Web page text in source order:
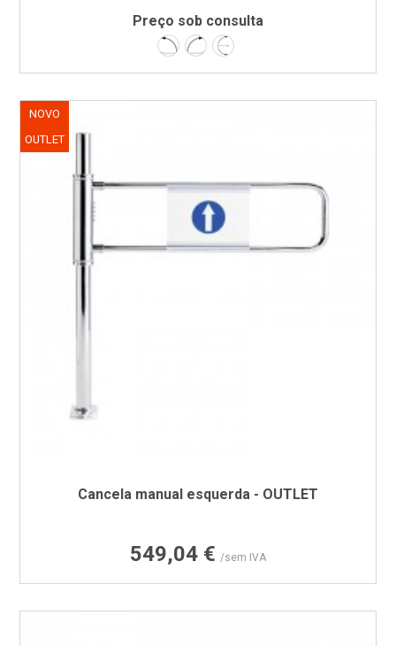
Preço sob consulta
Esquerda
DireitaBidireccional
Cancela manual esquerda - OUTLET
Preço
549,04 € /sem IVA
NOVO
OUTLET